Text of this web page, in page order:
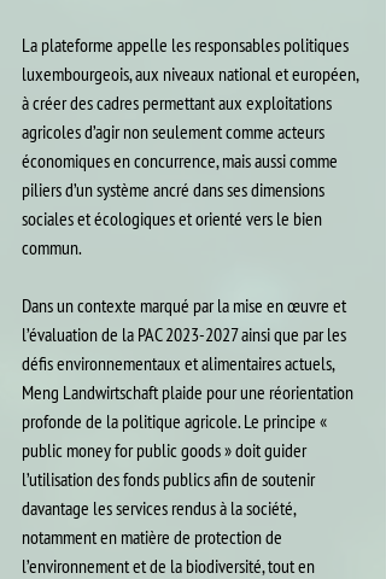
La plateforme appelle les responsables politiques
luxembourgeois, aux niveaux national et européen,
à créer des cadres permettant aux exploitations
agricoles d’agir non seulement comme acteurs
économiques en concurrence, mais aussi comme
piliers d’un système ancré dans ses dimensions
sociales et écologiques et orienté vers le bien
commun.
Dans un contexte marqué par la mise en œuvre et
l’évaluation de la PAC 2023-2027 ainsi que par les
défis environnementaux et alimentaires actuels,
Meng Landwirtschaft plaide pour une réorientation
profonde de la politique agricole. Le principe «
public money for public goods » doit guider
l’utilisation des fonds publics afin de soutenir
davantage les services rendus à la société,
notamment en matière de protection de
l’environnement et de la biodiversité, tout en